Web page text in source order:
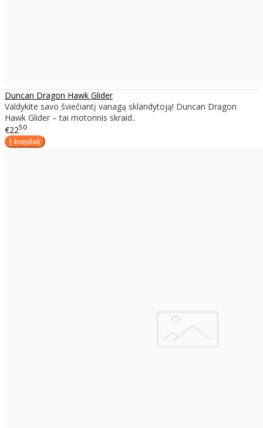
Duncan Dragon Hawk Glider
Valdykite savo šviečiantį vanagą sklandytoją! Duncan Dragon
Hawk Glider – tai motorinis skraid..
€2250